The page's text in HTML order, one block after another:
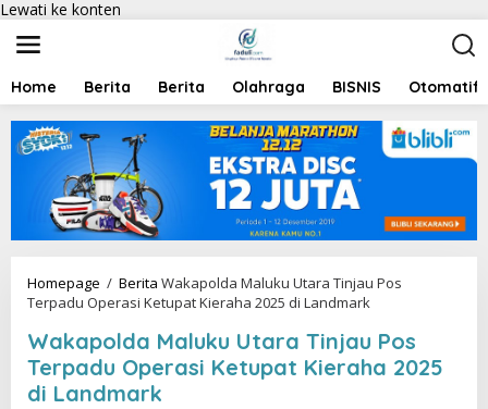
Lewati ke konten
Home Berita Berita Olahraga BISNIS Otomatif
Homepage / Berita Wakapolda Maluku Utara Tinjau Pos
Terpadu Operasi Ketupat Kieraha 2025 di Landmark
Wakapolda Maluku Utara Tinjau Pos
Terpadu Operasi Ketupat Kieraha 2025
di Landmark